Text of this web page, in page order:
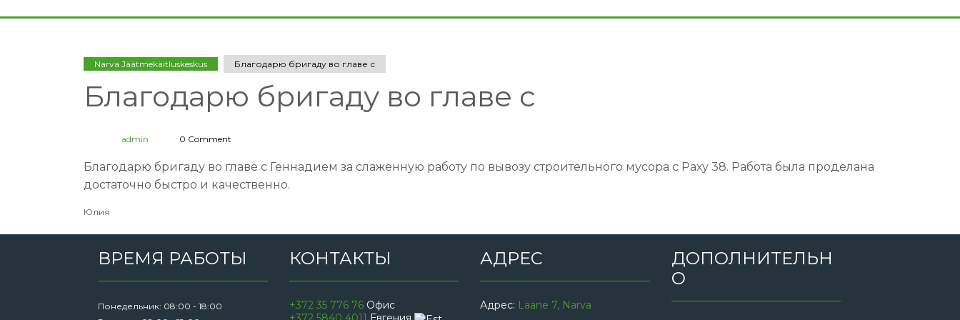
Narva Jäätmekäitluskeskus Благодарю бригаду во главе с
Благодарю бригаду во главе с
admin 0 Comment
Благодарю бригаду во главе с Геннадием за слаженную работу по вывозу строительного мусора с Раху 38. Работа была проделана
достаточно быстро и качественно.
Юлия
ВРЕМЯ РАБОТЫ
Понедельник: 08:00 - 18:00
КОНТАКТЫ
+372 35 776 76Офис
АДРЕС
Адрес: Lääne 7, Narva
ДОПОЛНИТЕЛЬН
О